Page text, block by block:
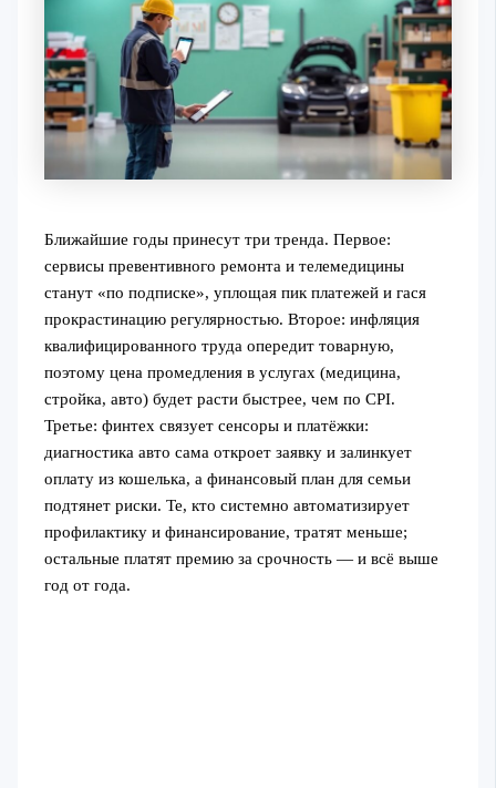
Ближайшие годы принесут три тренда. Первое:
сервисы превентивного ремонта и телемедицины
станут «по подписке», уплощая пик платежей и гася
прокрастинацию регулярностью. Второе: инфляция
квалифицированного труда опередит товарную,
поэтому цена промедления в услугах (медицина,
стройка, авто) будет расти быстрее, чем по CPI.
Третье: финтех связует сенсоры и платёжки:
диагностика авто сама откроет заявку и залинкует
оплату из кошелька, а финансовый план для семьи
подтянет риски. Те, кто системно автоматизирует
профилактику и финансирование, тратят меньше;
остальные платят премию за срочность — и всё выше
год от года.